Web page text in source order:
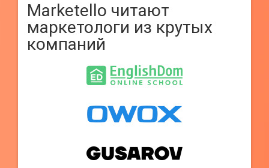
Marketello читают
маркетологи из крутых
компаний